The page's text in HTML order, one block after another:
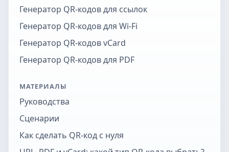
Генератор QR-кодов для ссылок
Генератор QR-кодов для Wi-Fi
Генератор QR-кодов vCard
Генератор QR-кодов для PDF
МАТЕРИАЛЫ
Руководства
Сценарии
Как сделать QR-код с нуля